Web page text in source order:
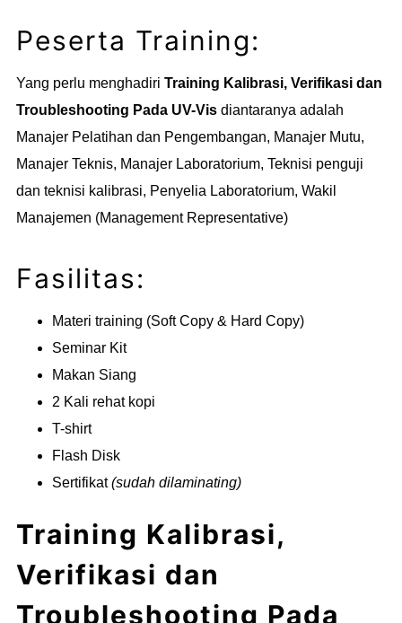
Peserta Training:
Yang perlu menghadiri Training Kalibrasi, Verifikasi dan
Troubleshooting Pada UV-Vis diantaranya adalah
Manajer Pelatihan dan Pengembangan, Manajer Mutu,
Manajer Teknis, Manajer Laboratorium, Teknisi penguji
dan teknisi kalibrasi, Penyelia Laboratorium, Wakil
Manajemen (Management Representative)
Fasilitas:
Materi training (Soft Copy & Hard Copy)
Seminar Kit
Makan Siang
2 Kali rehat kopi
T-shirt
Flash Disk
Sertifikat(sudah dilaminating)
Training Kalibrasi,
Verifikasi dan
Troubleshooting Pada